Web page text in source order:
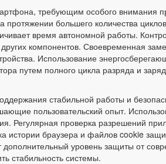
требующим особого внимания
большего количества
время автономной работы.
компонентов. Своевременная
Использование
путем полного цикла разряда и
стабильной работы и
пользовательский опыт.
Регулярная проверка разрешений
истории браузера и файлов cookie
уровень защиты от
стабильность системы.